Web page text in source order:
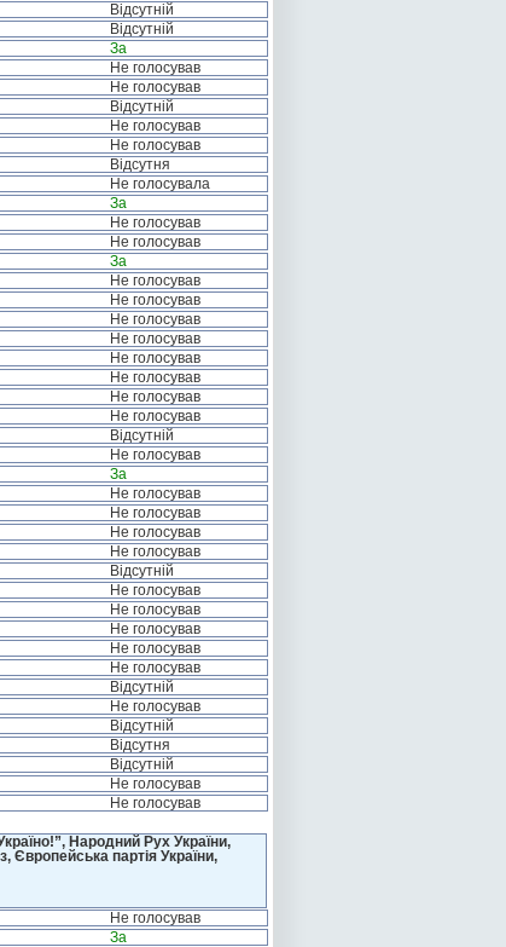
Відсутній
Відсутній
За
Не голосував
Не голосував
Відсутній
Не голосував
Не голосував
Відсутня
Не голосувала
За
Не голосував
Не голосував
За
Не голосував
Не голосував
Не голосував
Не голосував
Не голосував
Не голосував
Не голосував
Не голосував
Відсутній
Не голосував
За
Не голосував
Не голосував
Не голосував
Не голосував
Відсутній
Не голосував
Не голосував
Не голосував
Не голосував
Не голосував
Відсутній
Не голосував
Відсутній
Відсутня
Відсутній
Не голосував
Не голосував
Народний Рух України,
Європейська партія України,
Не голосував
За